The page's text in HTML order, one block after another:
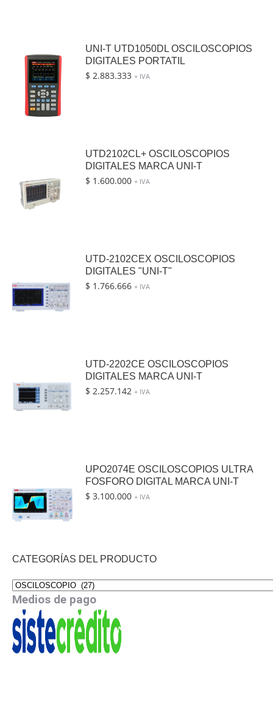
UNI-T UTD1050DL OSCILOSCOPIOS
DIGITALES PORTATIL
$ 2.883.333 + IVA
UTD2102CL+ OSCILOSCOPIOS
DIGITALES MARCA UNI-T
$ 1.600.000 + IVA
UTD-2102CEX OSCILOSCOPIOS
DIGITALES "UNI-T"
$ 1.766.666 + IVA
UTD-2202CE OSCILOSCOPIOS
DIGITALES MARCA UNI-T
$ 2.257.142 + IVA
UPO2074E OSCILOSCOPIOS ULTRA
FOSFORO DIGITAL MARCA UNI-T
$ 3.100.000 + IVA
CATEGORÍAS DEL PRODUCTO
Medios de pago